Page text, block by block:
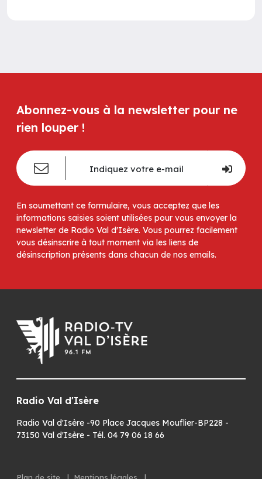
Abonnez-vous à la newsletter pour ne
rien louper !
En soumettant ce formulaire, vous acceptez que les
informations saisies soient utilisées pour vous envoyer la
newsletter de Radio Val d'Isère. Vous pourrez facilement
vous désinscrire à tout moment via les liens de
désinscription présents dans chacun de nos emails.
Radio Val d'Isère
Radio Val d'Isère -90 Place Jacques Mouflier-BP228 -
73150 Val d'Isère - Tél. 04 79 06 18 66